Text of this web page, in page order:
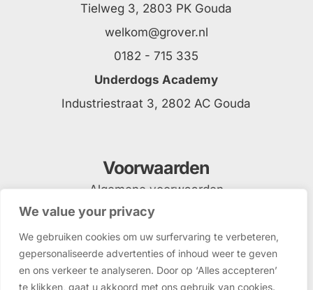
We value your privacy
We gebruiken cookies om uw surfervaring te verbeteren,
gepersonaliseerde advertenties of inhoud weer te geven
en ons verkeer te analyseren. Door op ‘Alles accepteren’
te klikken, gaat u akkoord met ons gebruik van cookies.
Tielweg 3, 2803 PK Gouda
welkom@grover.nl
0182 - 715 335
Underdogs Academy
Industriestraat 3, 2802 AC Gouda
Voorwaarden
Algemene voorwaarden
Privacyverklaring